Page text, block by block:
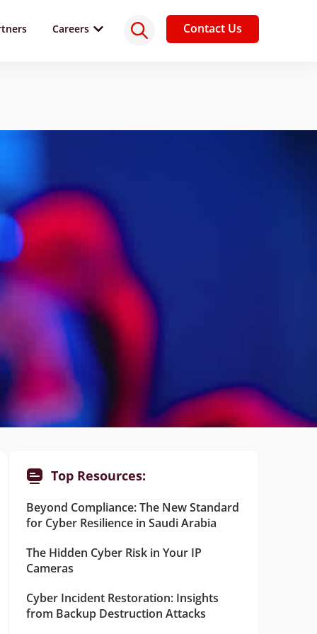
Careers Contact Us
Top Resources:
Beyond Compliance: The New Standard
for Cyber Resilience in Saudi Arabia
The Hidden Cyber Risk in Your IP
Cameras
Cyber Incident Restoration: Insights
from Backup Destruction Attacks